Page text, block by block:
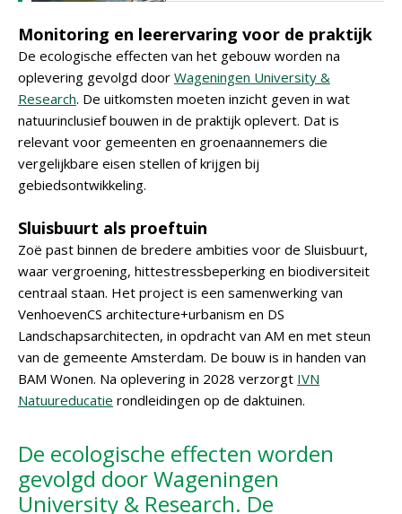
Monitoring en leerervaring voor de praktijk
De ecologische effecten van het gebouw worden na
oplevering gevolgd door Wageningen University &
Research. De uitkomsten moeten inzicht geven in wat
natuurinclusief bouwen in de praktijk oplevert. Dat is
relevant voor gemeenten en groenaannemers die
vergelijkbare eisen stellen of krijgen bij
gebiedsontwikkeling.
Sluisbuurt als proeftuin
Zoë past binnen de bredere ambities voor de Sluisbuurt,
waar vergroening, hittestressbeperking en biodiversiteit
centraal staan. Het project is een samenwerking van
VenhoevenCS architecture+urbanism en DS
Landschapsarchitecten, in opdracht van AM en met steun
van de gemeente Amsterdam. De bouw is in handen van
BAM Wonen. Na oplevering in 2028 verzorgt IVN
Natuureducatie rondleidingen op de daktuinen.
De ecologische effecten worden
gevolgd door Wageningen
University & Research. De